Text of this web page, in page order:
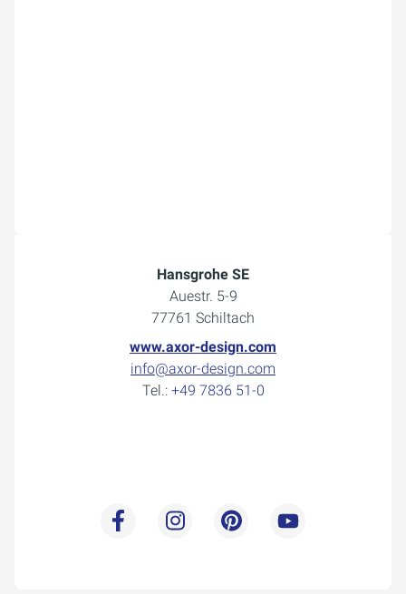
Hansgrohe SE
Auestr. 5-9
77761 Schiltach
www.axor-design.com
info@axor-design.com
Tel.: +49 7836 51-0